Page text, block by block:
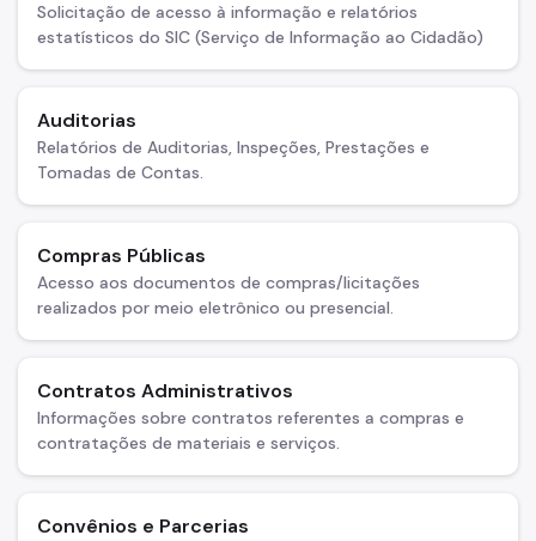
Solicitação de acesso à informação e relatórios
estatísticos do SIC (Serviço de Informação ao Cidadão)
Auditorias
Relatórios de Auditorias, Inspeções, Prestações e
Tomadas de Contas.
Compras Públicas
Acesso aos documentos de compras/licitações
realizados por meio eletrônico ou presencial.
Contratos Administrativos
Informações sobre contratos referentes a compras e
contratações de materiais e serviços.
Convênios e Parcerias